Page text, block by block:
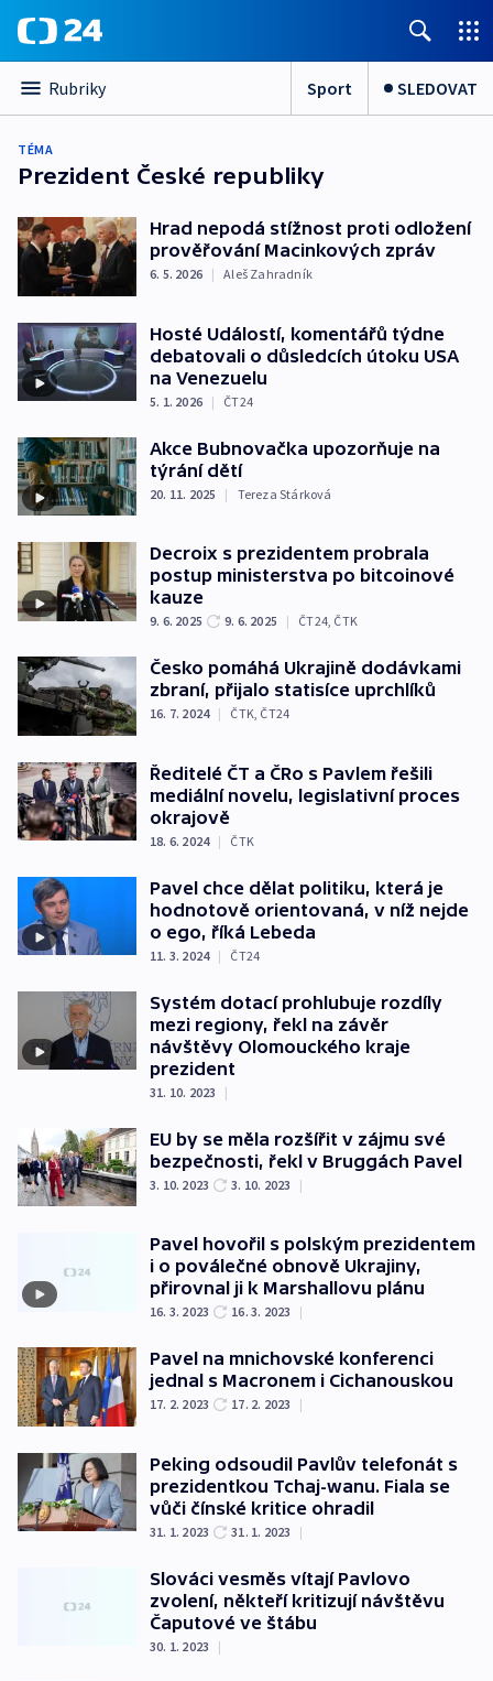
Rubriky Sport SLEDOVAT
TÉMA
Prezident České republiky
Hrad nepodá stížnost proti odložení
prověřování Macinkových zpráv
6. 5. 2026 | Aleš Zahradník
Hosté Událostí, komentářů týdne
debatovali o důsledcích útoku USA
na Venezuelu
5. 1. 2026 | ČT24
Akce Bubnovačka upozorňuje na
týrání dětí
20. 11. 2025 | Tereza Stárková
Decroix s prezidentem probrala
postup ministerstva po bitcoinové
kauze
9. 6. 2025 9. 6. 2025 | ČT24, ČTK
Česko pomáhá Ukrajině dodávkami
zbraní, přijalo statisíce uprchlíků
16. 7. 2024 | ČTK, ČT24
Ředitelé ČT a ČRo s Pavlem řešili
mediální novelu, legislativní proces
okrajově
18. 6. 2024 | ČTK
Pavel chce dělat politiku, která je
hodnotově orientovaná, v níž nejde
o ego, říká Lebeda
11. 3. 2024 | ČT24
Systém dotací prohlubuje rozdíly
mezi regiony, řekl na závěr
návštěvy Olomouckého kraje
prezident
31. 10. 2023 |
EU by se měla rozšířit v zájmu své
bezpečnosti, řekl v Bruggách Pavel
3. 10. 2023 3. 10. 2023 |
Pavel hovořil s polským prezidentem
i o poválečné obnově Ukrajiny,
přirovnal ji k Marshallovu plánu
16. 3. 2023 16. 3. 2023 |
Pavel na mnichovské konferenci
jednal s Macronem i Cichanouskou
17. 2. 2023 17. 2. 2023 |
Peking odsoudil Pavlův telefonát s
prezidentkou Tchaj-wanu. Fiala se
vůči čínské kritice ohradil
31. 1. 2023 31. 1. 2023 |
Slováci vesměs vítají Pavlovo
zvolení, někteří kritizují návštěvu
Čaputové ve štábu
30. 1. 2023 |